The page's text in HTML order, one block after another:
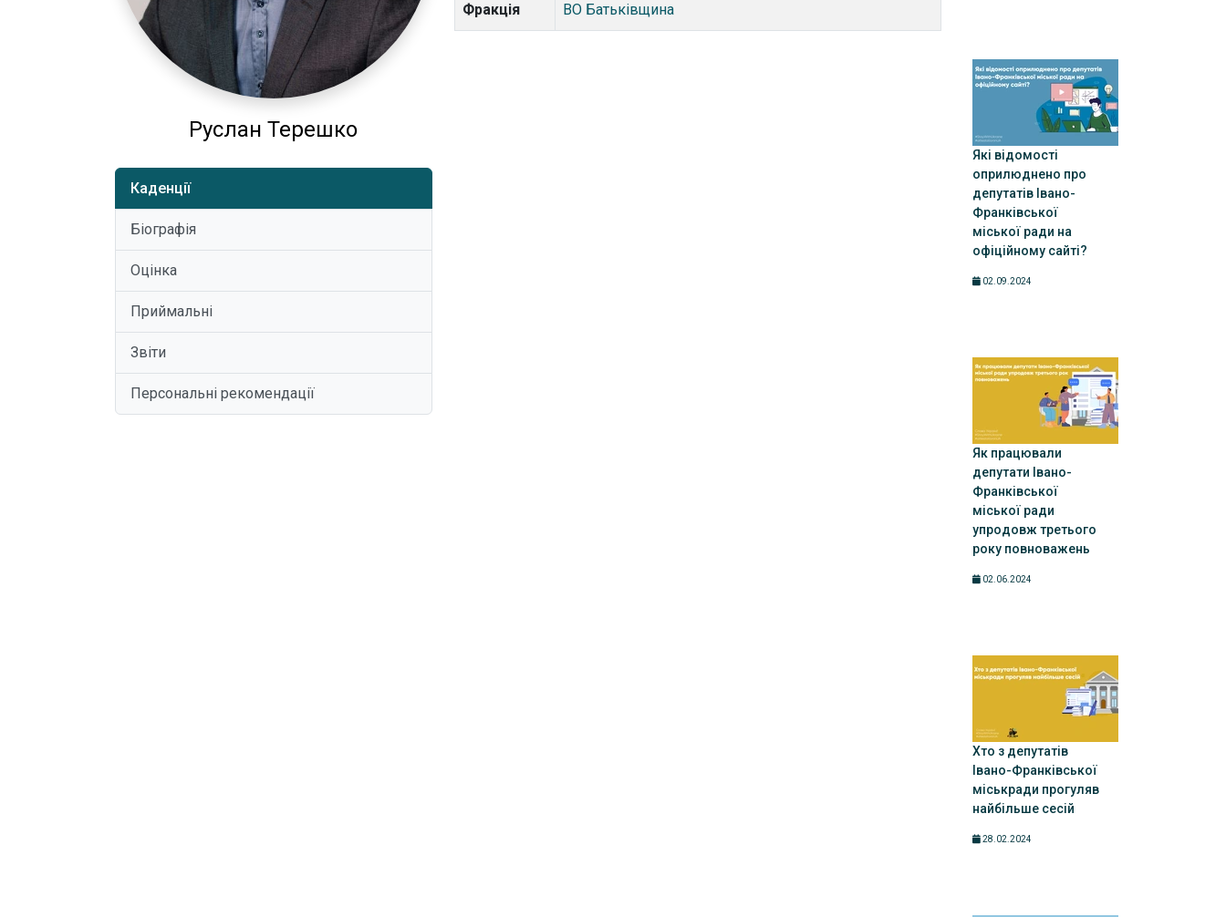
Руслан Терешко
Каденції
Біографія
Оцінка
Приймальні
Звіти
Персональні рекомендації
Фракція ВО Батьківщина
Які відомості
оприлюднено про
депутатів Івано-
Франківської
міської ради на
офіційному сайті?
02.09.2024
Як працювали
депутати Івано-
Франківської
міської ради
упродовж третього
року повноважень
02.06.2024
Хто з депутатів
Івано-Франківської
міськради прогуляв
найбільше сесій
28.02.2024